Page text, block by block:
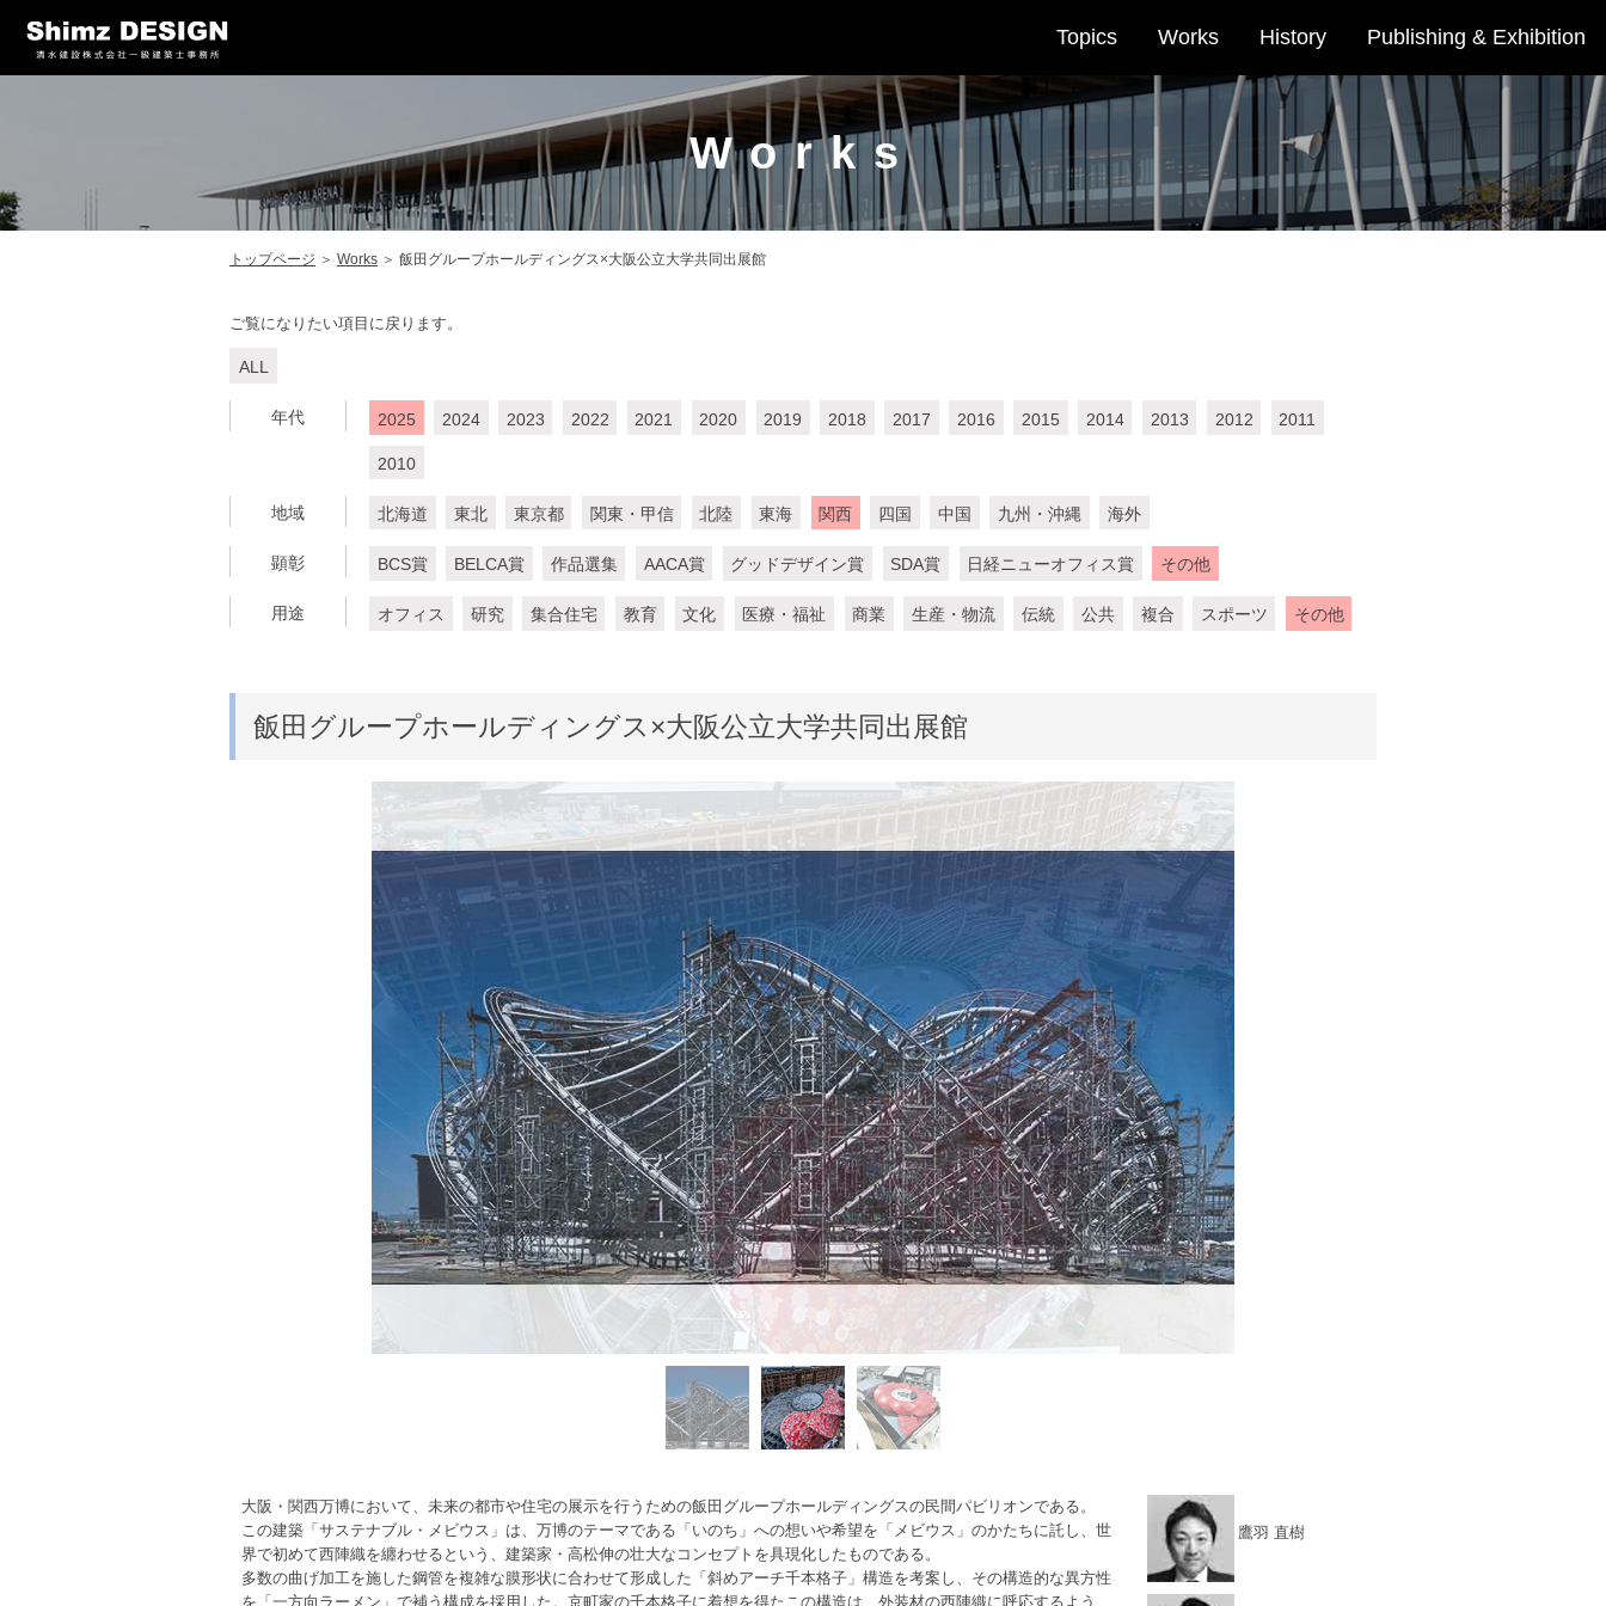
Topics Works History Publishing & Exhibition
Works
トップページ ＞ Works ＞ 飯田グループホールディングス×大阪公立大学共同出展館
ご覧になりたい項目に戻ります。
ALL
年代 2025 2024 2023 2022 2021 2020 2019 2018 2017 2016 2015 2014 2013 2012 2011
2010
地域 北海道 東北 東京都 関東・甲信 北陸 東海 関西 四国 中国 九州・沖縄 海外
顕彰 BCS賞 BELCA賞 作品選集 AACA賞 グッドデザイン賞 SDA賞 日経ニューオフィス賞 その他
用途 オフィス 研究 集合住宅 教育 文化 医療・福祉 商業 生産・物流 伝統 公共 複合 スポーツ その他
飯田グループホールディングス×大阪公立大学共同出展館
大阪・関西万博において、未来の都市や住宅の展示を行うための飯田グループホールディングスの民間パビリオンである。
この建築「サステナブル・メビウス」は、万博のテーマである「いのち」への想いや希望を「メビウス」のかたちに託し、世
界で初めて西陣織を纏わせるという、建築家・高松伸の壮大なコンセプトを具現化したものである。
多数の曲げ加工を施した鋼管を複雑な膜形状に合わせて形成した「斜めアーチ千本格子」構造を考案し、その構造的な異方性
を「一方向ラーメン」で補う構成を採用した。京町家の千本格子に着想を得たこの構造は、外装材の西陣織に呼応するよう
鷹羽 直樹